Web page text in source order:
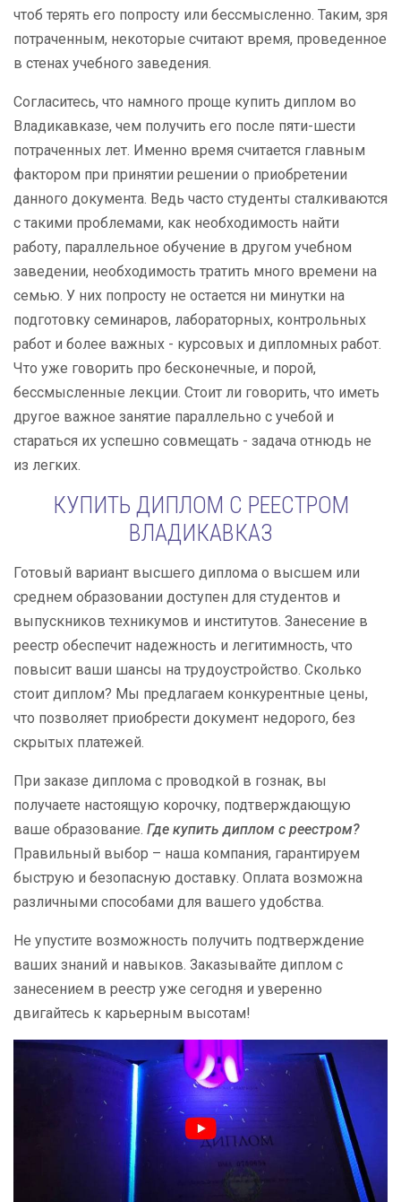
чтоб терять его попросту или бессмысленно. Таким, зря
потраченным, некоторые считают время, проведенное
в стенах учебного заведения.
Согласитесь, что намного проще купить диплом во
Владикавказе, чем получить его после пяти-шести
потраченных лет. Именно время считается главным
фактором при принятии решении о приобретении
данного документа. Ведь часто студенты сталкиваются
с такими проблемами, как необходимость найти
работу, параллельное обучение в другом учебном
заведении, необходимость тратить много времени на
семью. У них попросту не остается ни минутки на
подготовку семинаров, лабораторных, контрольных
работ и более важных - курсовых и дипломных работ.
Что уже говорить про бесконечные, и порой,
бессмысленные лекции. Стоит ли говорить, что иметь
другое важное занятие параллельно с учебой и
стараться их успешно совмещать - задача отнюдь не
из легких.
КУПИТЬ ДИПЛОМ С РЕЕСТРОМ
ВЛАДИКАВКАЗ
Готовый вариант высшего диплома о высшем или
среднем образовании доступен для студентов и
выпускников техникумов и институтов. Занесение в
реестр обеспечит надежность и легитимность, что
повысит ваши шансы на трудоустройство. Сколько
стоит диплом? Мы предлагаем конкурентные цены,
что позволяет приобрести документ недорого, без
скрытых платежей.
При заказе диплома с проводкой в гознак, вы
получаете настоящую корочку, подтверждающую
ваше образование. Где купить диплом с реестром?
Правильный выбор – наша компания, гарантируем
быструю и безопасную доставку. Оплата возможна
различными способами для вашего удобства.
Не упустите возможность получить подтверждение
ваших знаний и навыков. Заказывайте диплом с
занесением в реестр уже сегодня и уверенно
двигайтесь к карьерным высотам!